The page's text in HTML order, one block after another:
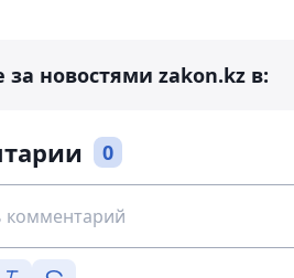
за новостями zakon.kz в:
0